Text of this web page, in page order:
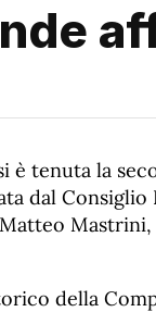
è tenuta la
dal Consiglio
della